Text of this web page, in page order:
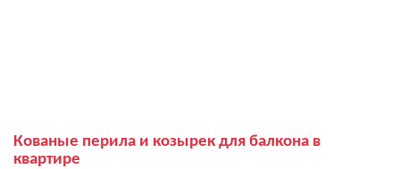
Кованые перила и козырек для балкона в
квартире